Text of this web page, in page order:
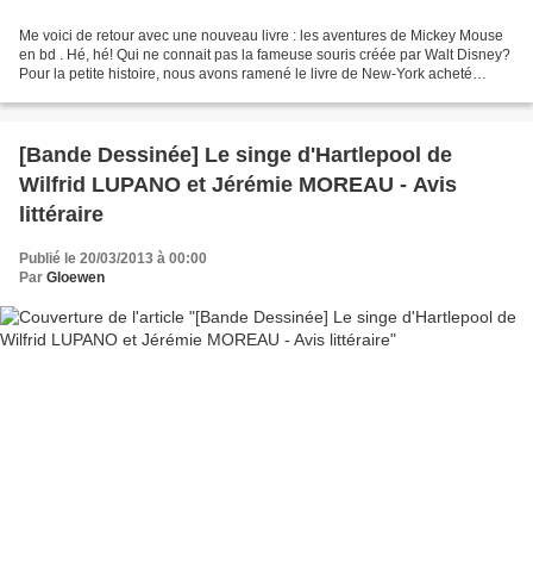
Me voici de retour avec une nouveau livre : les aventures de Mickey Mouse
en bd . Hé, hé! Qui ne connait pas la fameuse souris créée par Walt Disney?
Pour la petite histoire, nous avons ramené le livre de New-York acheté
[Bande Dessinée] Le singe d'Hartlepool de
Wilfrid LUPANO et Jérémie MOREAU - Avis
littéraire
Publié le 20/03/2013 à 00:00
Par Gloewen